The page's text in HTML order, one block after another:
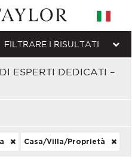
ESPERTI DEDICATI –
FILTRARE I RISULTATI
Casa/Villa/Proprietà